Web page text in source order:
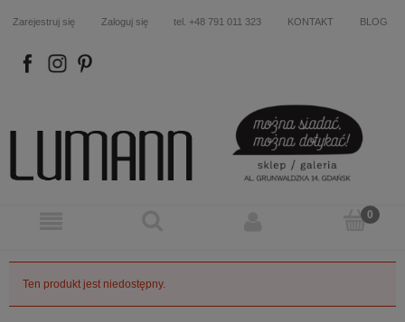
Zarejestruj się Zaloguj się tel. +48 791 011 323 KONTAKT BLOG
FB IN P
Ten produkt jest niedostępny.